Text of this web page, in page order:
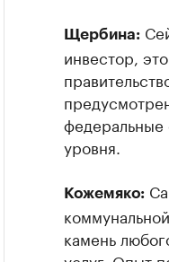
Щербина:
инвестор,
федеральные
уровня.
Кожемяко:
камень